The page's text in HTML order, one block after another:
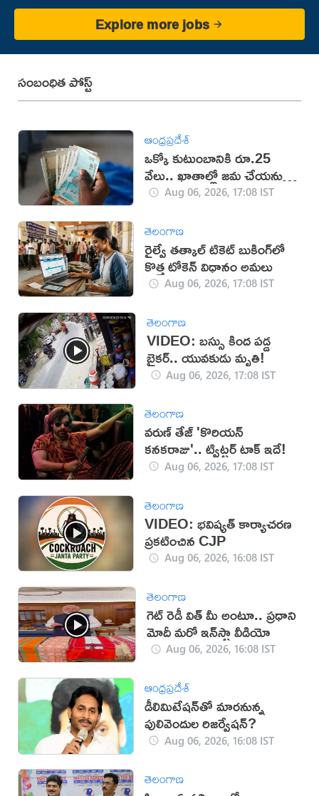
Explore more jobs
సంబంధిత పోస్ట్
ఆంధ్రప్రదేశ్
ఒక్కో కుటుంబానికి రూ.25
వేలు.. ఖాతాల్లో జ‌మ చేయ‌నున్న
ప్ర‌భుత్వం..!
Aug 06, 2026, 17:08 IST
తెలంగాణ
రైల్వే తత్కాల్ టికెట్ బుకింగ్‌లో
కొత్త టోకెన్ విధానం అమలు
Aug 06, 2026, 17:08 IST
తెలంగాణ
VIDEO: బస్సు కింద పడ్డ
బైకర్.. యువకుడు మృతి!
Aug 06, 2026, 17:08 IST
తెలంగాణ
వరుణ్ తేజ్ 'కొరియన్
కనకరాజు'.. ట్విట్టర్ టాక్ ఇదే!
Aug 06, 2026, 17:08 IST
తెలంగాణ
VIDEO: భవిష్యత్ కార్యాచరణ
ప్రకటించిన CJP
Aug 06, 2026, 16:08 IST
తెలంగాణ
గెట్ రెడీ విత్ మీ అంటూ.. ప్రధాని
మోదీ మరో ఇన్‌స్టా వీడియో
Aug 06, 2026, 16:08 IST
ఆంధ్రప్రదేశ్
డీలిమిటేషన్‌తో మారనున్న
పులివెందుల రిజర్వేషన్?
Aug 06, 2026, 16:08 IST
తెలంగాణ